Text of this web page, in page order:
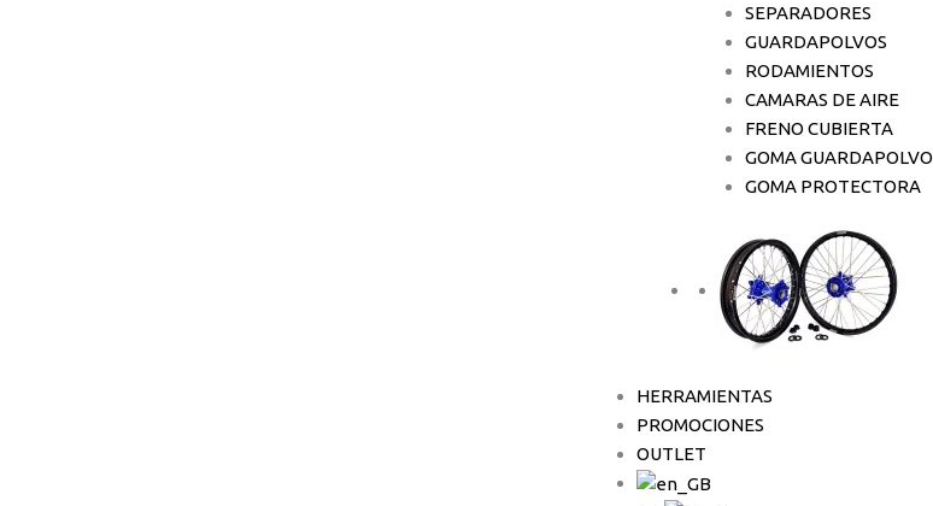
SEPARADORES
GUARDAPOLVOS
RODAMIENTOS
CAMARAS DE AIRE
FRENO CUBIERTA
GOMA GUARDAPOLVO
GOMA PROTECTORA
HERRAMIENTAS
PROMOCIONES
OUTLET